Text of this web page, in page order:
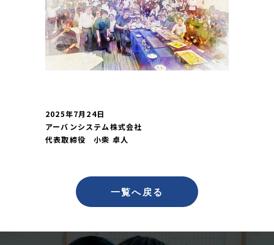
2025年7月24日
アーバンシステム株式会社
代表取締役　小柴 卓人
一覧へ戻る